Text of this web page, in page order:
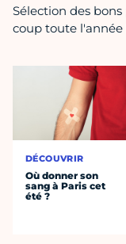
Sélection des
coup toute l'année
DÉCOUVRIR
Où donner son
sang à Paris cet
été ?